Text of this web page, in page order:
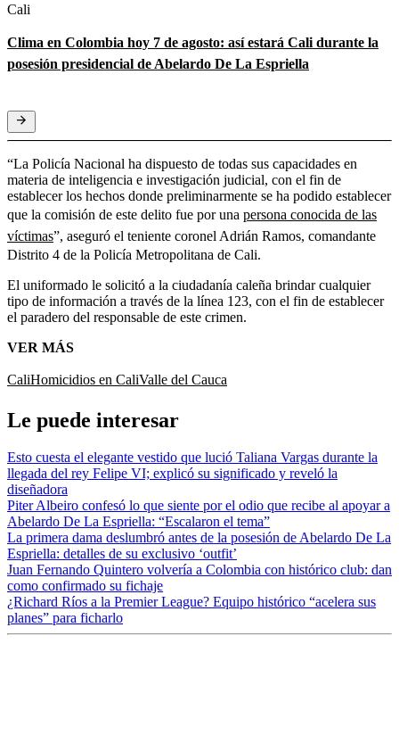
Cali
Clima en Colombia hoy 7 de agosto: así estará Cali durante la
posesión presidencial de Abelardo De La Espriella
“La Policía Nacional ha dispuesto de todas sus capacidades en
materia de inteligencia e investigación judicial, con el fin de
establecer los hechos donde preliminarmente se ha podido establecer
que la comisión de este delito fue por una persona conocida de las
víctimas”, aseguró el teniente coronel Adrián Ramos, comandante
Distrito 4 de la Policía Metropolitana de Cali.
El uniformado le solicitó a la ciudadanía caleña brindar cualquier
tipo de información a través de la línea 123, con el fin de establecer
el paradero del responsable de este crimen.
VER MÁS
CaliHomicidios en CaliValle del Cauca
Le puede interesar
Esto cuesta el elegante vestido que lució Taliana Vargas durante la
llegada del rey Felipe VI; explicó su significado y reveló la
diseñadora
Piter Albeiro confesó lo que siente por el odio que recibe al apoyar a
Abelardo De La Espriella: “Escalaron el tema”
La primera dama deslumbró antes de la posesión de Abelardo De La
Espriella: detalles de su exclusivo ‘outfit’
Juan Fernando Quintero volvería a Colombia con histórico club: dan
como confirmado su fichaje
¿Richard Ríos a la Premier League? Equipo histórico “acelera sus
planes” para ficharlo